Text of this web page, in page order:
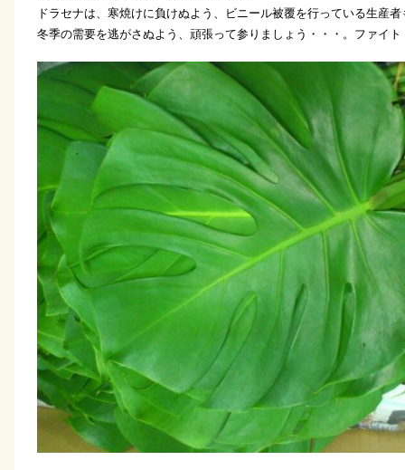
ドラセナは、寒焼けに負けぬよう、ビニール被覆を行っている生産
冬季の需要を逃がさぬよう、頑張って参りましょう・・・。ファイト